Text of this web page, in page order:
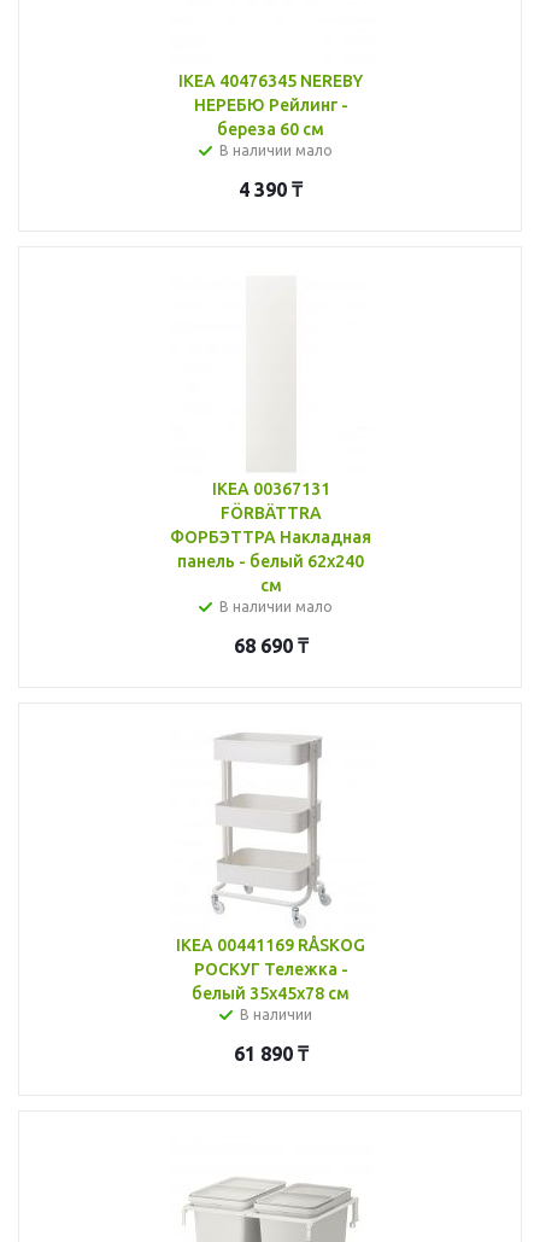
IKEA 40476345 NEREBY
НЕРЕБЮ Рейлинг -
береза 60 см
В наличии мало
4 390 ₸
IKEA 00367131
FÖRBÄTTRA
ФОРБЭТТРА Накладная
панель - белый 62x240
см
В наличии мало
68 690₸
IKEA 00441169 RÅSKOG
РОСКУГ Тележка -
белый 35x45x78 см
В наличии
61 890₸